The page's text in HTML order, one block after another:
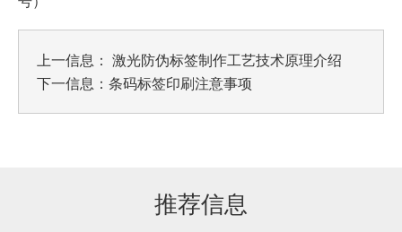
上一信息： 激光防伪标签制作工艺技术原理介绍
下一信息： 条码标签印刷注意事项
推荐信息